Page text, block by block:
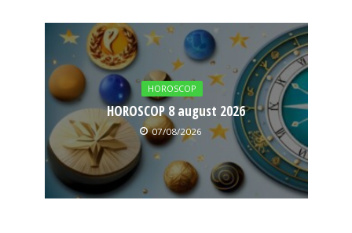
HOROSCOP
HOROSCOP 8 august 2026
07/08/2026